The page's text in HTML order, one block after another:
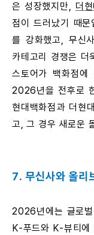
은 성장했지만, 더
점이 드러났기 때
를 강화했고, 무신
카테고리 경쟁은 더
스토어가 백화점
2026년을 전후로
현대백화점과 더현
고, 그 경우 새로운
7. 무신사와 올리
2026년에는 글로
K-푸드와 K-뷰티에